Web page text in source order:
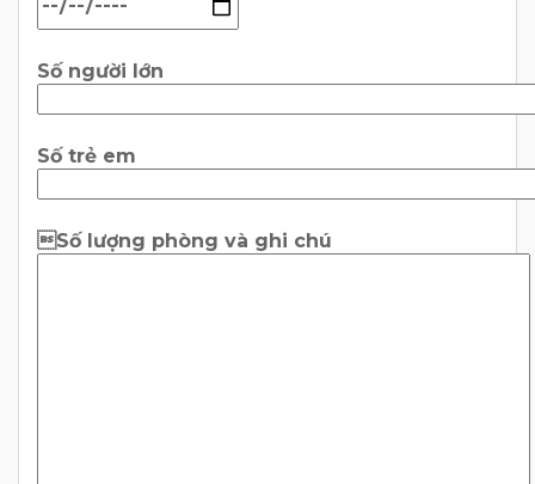
Số người lớn
Số trẻ em
Số lượng phòng và ghi chú